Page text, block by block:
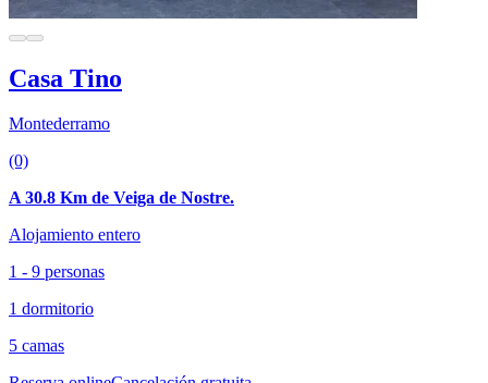
Casa Tino
Montederramo
(0)
A 30.8 Km de Veiga de Nostre.
Alojamiento entero
1 - 9 personas
1 dormitorio
5 camas